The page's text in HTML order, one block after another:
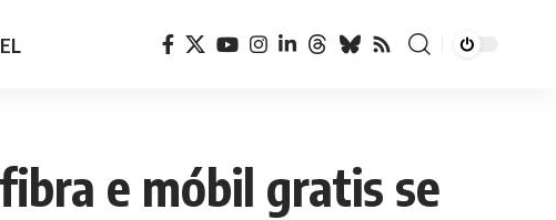
e móbil gratis se